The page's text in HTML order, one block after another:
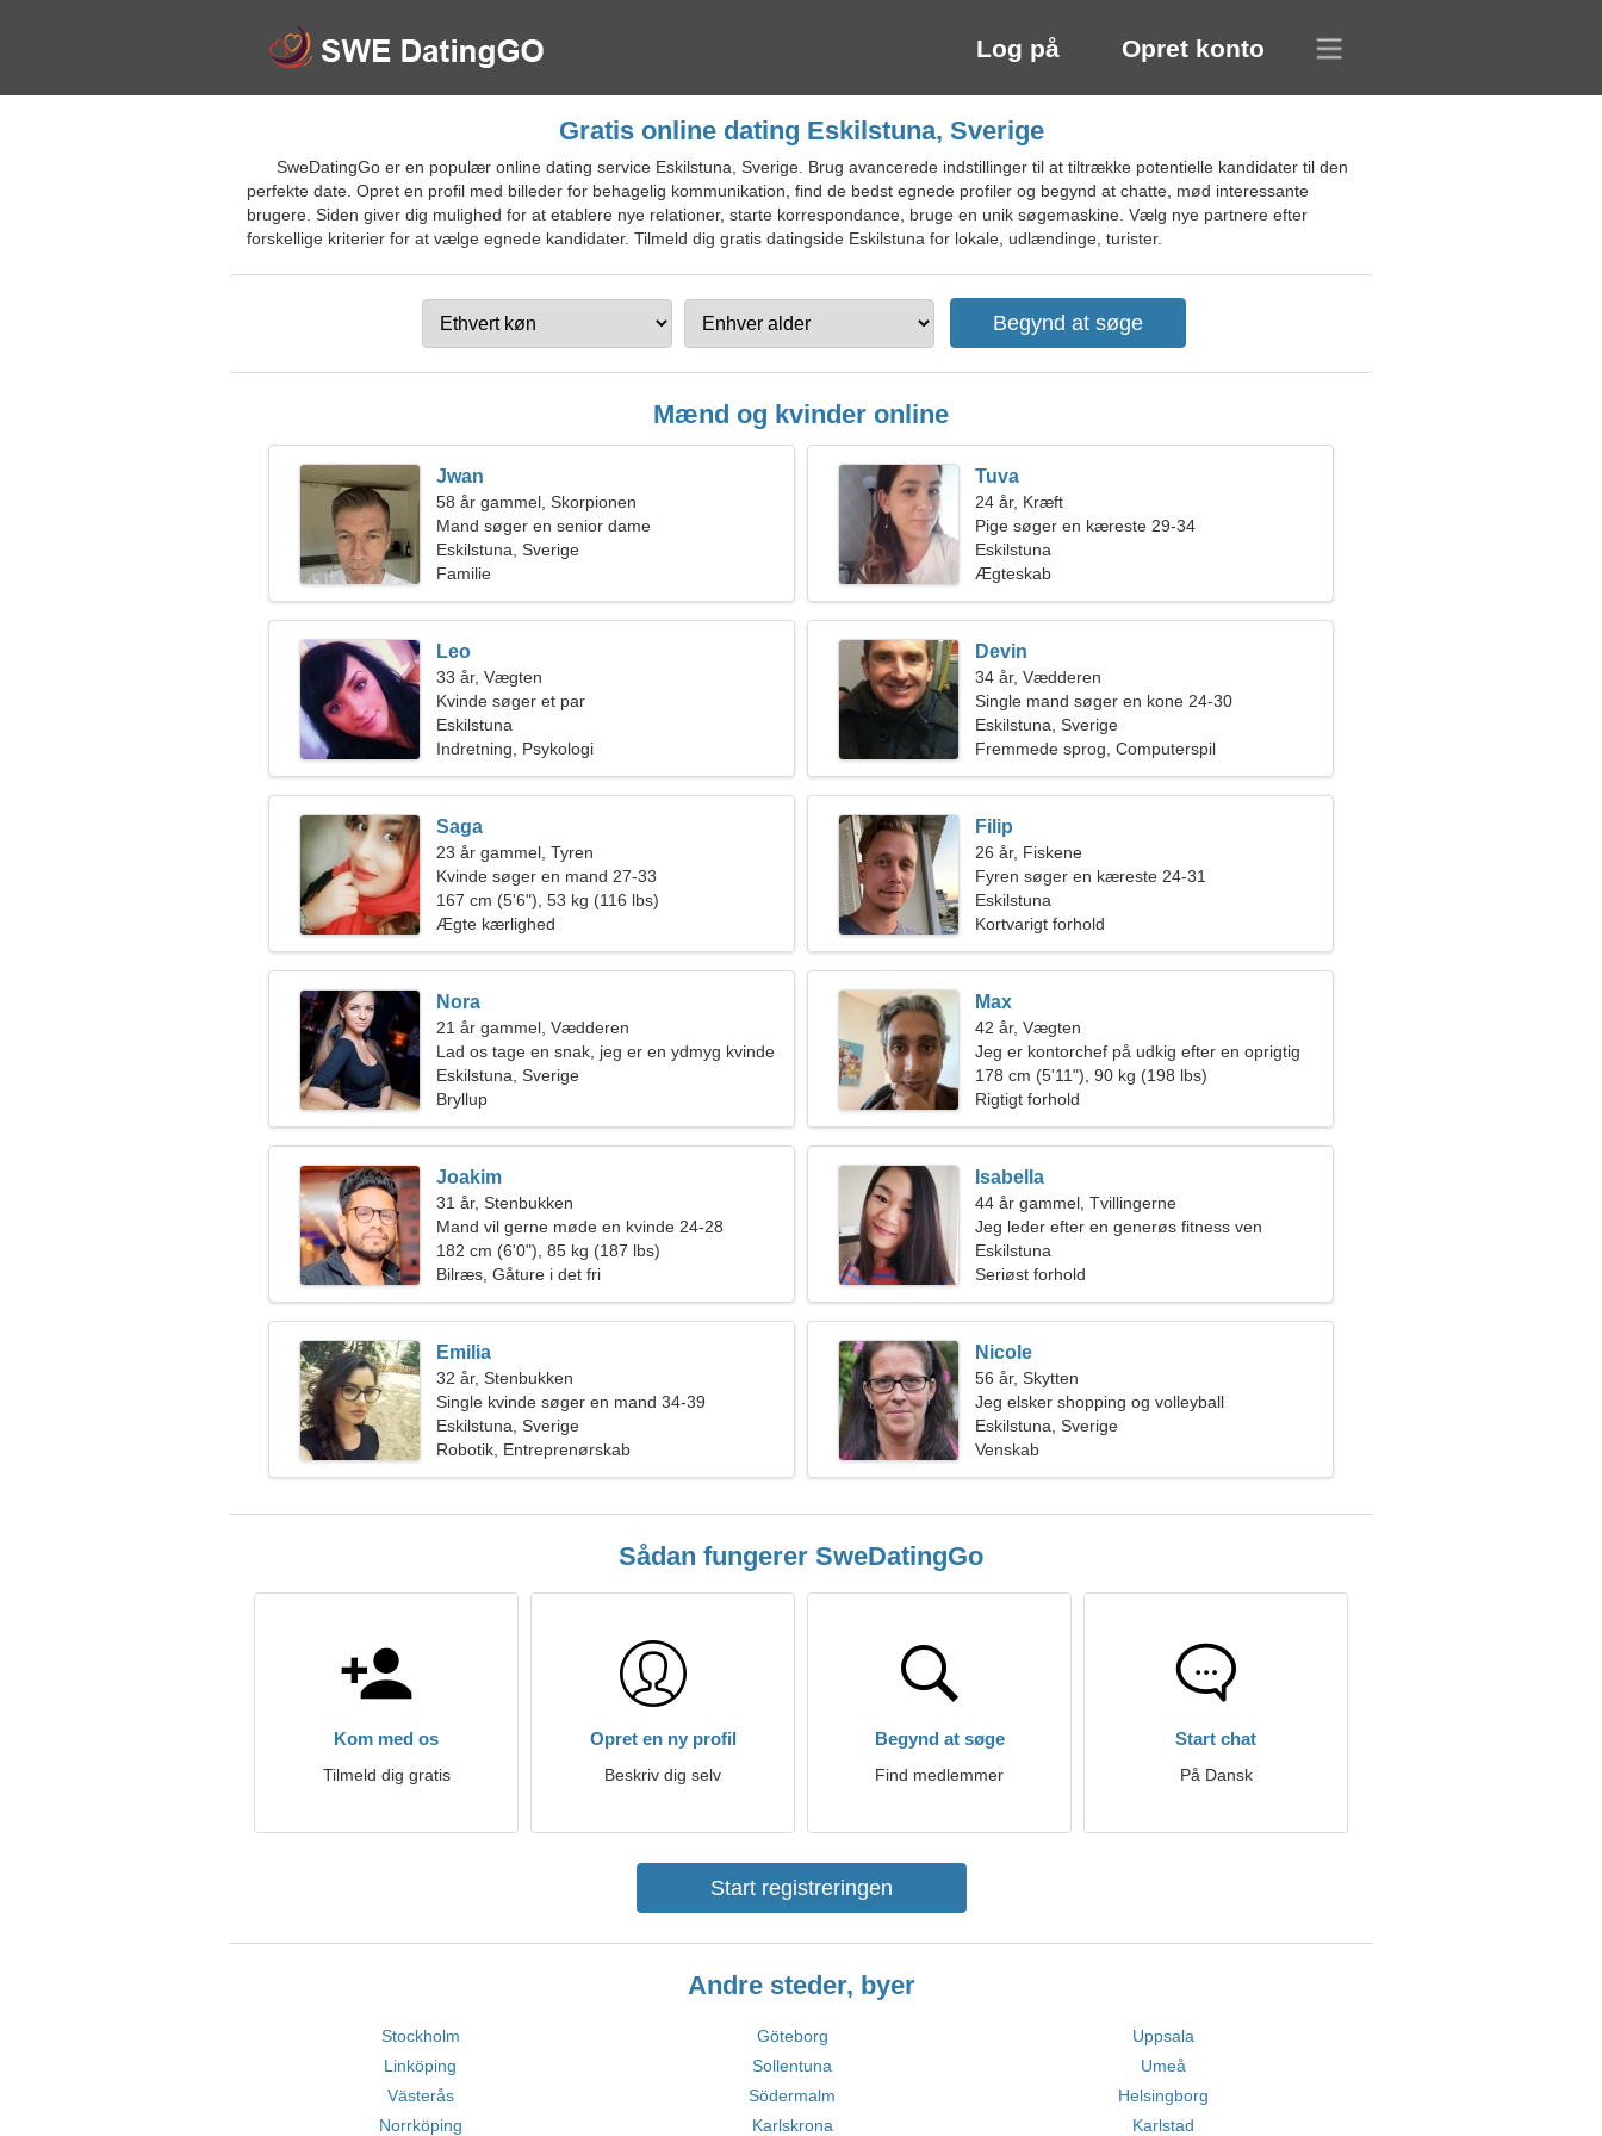
Log på Opret konto
Gratis online dating Eskilstuna, Sverige
SweDatingGo er en populær online dating service Eskilstuna, Sverige. Brug avancerede indstillinger til at tiltrække potentielle kandidater til den
perfekte date. Opret en profil med billeder for behagelig kommunikation, find de bedst egnede profiler og begynd at chatte, mød interessante
brugere. Siden giver dig mulighed for at etablere nye relationer, starte korrespondance, bruge en unik søgemaskine. Vælg nye partnere efter
forskellige kriterier for at vælge egnede kandidater. Tilmeld dig gratis datingside Eskilstuna for lokale, udlændinge, turister.
Mænd og kvinder online
Jwan
58 år gammel, Skorpionen
Mand søger en senior dame
Eskilstuna, Sverige
Familie
Tuva
24 år, Kræft
Pige søger en kæreste 29-34
Eskilstuna
Ægteskab
Leo
33 år, Vægten
Kvinde søger et par
Eskilstuna
Indretning, Psykologi
Devin
34 år, Vædderen
Single mand søger en kone 24-30
Eskilstuna, Sverige
Fremmede sprog, Computerspil
Saga
23 år gammel, Tyren
Kvinde søger en mand 27-33
167 cm (5'6"), 53 kg (116 lbs)
Ægte kærlighed
Filip
26 år, Fiskene
Fyren søger en kæreste 24-31
Eskilstuna
Kortvarigt forhold
Nora
21 år gammel, Vædderen
Lad os tage en snak, jeg er en ydmyg kvinde
Eskilstuna, Sverige
Bryllup
Max
42 år, Vægten
Jeg er kontorchef på udkig efter en oprigtig
kvinde
178 cm (5'11"), 90 kg (198 lbs)
Rigtigt forhold
Joakim
31 år, Stenbukken
Mand vil gerne møde en kvinde 24-28
182 cm (6'0"), 85 kg (187 lbs)
Bilræs, Gåture i det fri
Isabella
44 år gammel, Tvillingerne
Jeg leder efter en generøs fitness ven
Eskilstuna
Seriøst forhold
Emilia
32 år, Stenbukken
Single kvinde søger en mand 34-39
Eskilstuna, Sverige
Robotik, Entreprenørskab
Nicole
56 år, Skytten
Jeg elsker shopping og volleyball
Eskilstuna, Sverige
Venskab
Sådan fungerer SweDatingGo
Kom med os
Tilmeld dig gratis
Opret en ny profil
Beskriv dig selv
Begynd at søge
Find medlemmer
Start chat
På Dansk
Start registreringen
Andre steder, byer
Stockholm Göteborg
Uppsala
Linköping
Sollentuna
Umeå
Västerås
Södermalm
Helsingborg
Norrköping
Karlskrona Karlstad